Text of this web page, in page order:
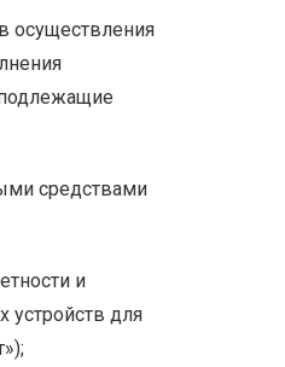
осуществления
подлежащие
средствами
и
устройств для